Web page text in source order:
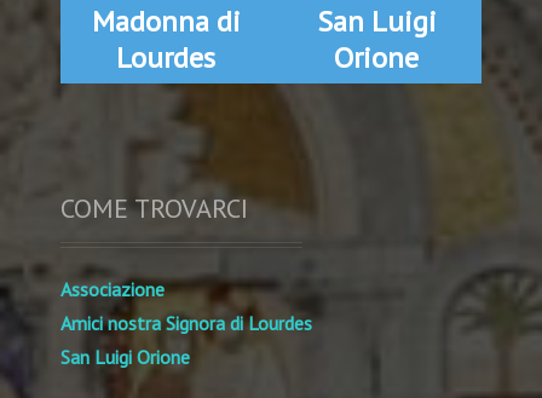
Madonna di
Lourdes
San Luigi
Orione
COME TROVARCI
Associazione
Amici nostra Signora di Lourdes
San Luigi Orione